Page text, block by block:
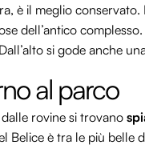
è il meglio
dell’antico
si gode anche
al parco
rovine si trovano
Belice è tra le più belle